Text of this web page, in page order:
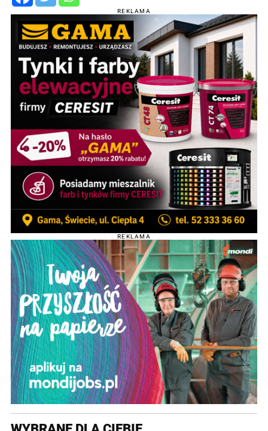
REKLAMA
REKLAMA